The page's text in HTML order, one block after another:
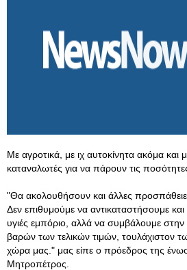
Με αγροτικά, με ιχ αυτοκίνητα ακόμα και
καταναλωτές για να πάρουν τις
"Θα ακολουθήσουν και άλλες
Δεν επιθυμούμε να αντικαταστήσουμε
υγιές εμπόριο, αλλά να συμβάλουμε στην
βαρών των τελικών τιμών, τουλάχιστον
χώρα μας." μας είπε ο πρόεδρος της
Μητροπέτρος.